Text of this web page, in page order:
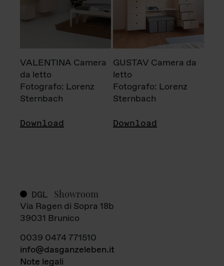
VALENTINA Camera
da letto
Fotografo: Lorenz
Sternbach
Download
GUSTAV Camera da
letto
Fotografo: Lorenz
Sternbach
Download
DGL Showroom
Via Ragen di Sopra 18b
39031 Brunico
0039 0474 771510
info@dasganzeleben.it
Note legali